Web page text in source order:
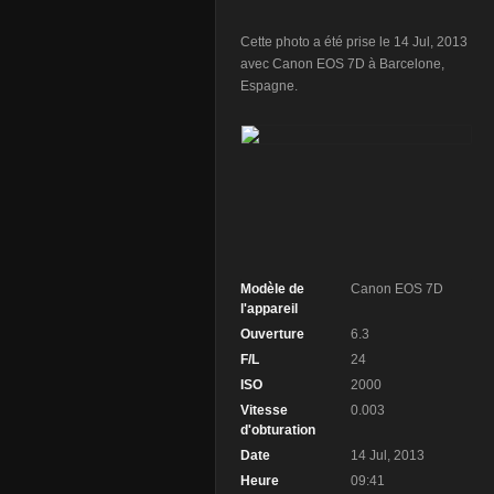
Cette photo a été prise le 14 Jul, 2013
avec Canon EOS 7D à Barcelone,
Espagne.
Modèle de
l'appareil
Canon EOS 7D
Ouverture
6.3
F/L
24
ISO
2000
Vitesse
d'obturation
0.003
Date
14 Jul, 2013
Heure
09:41